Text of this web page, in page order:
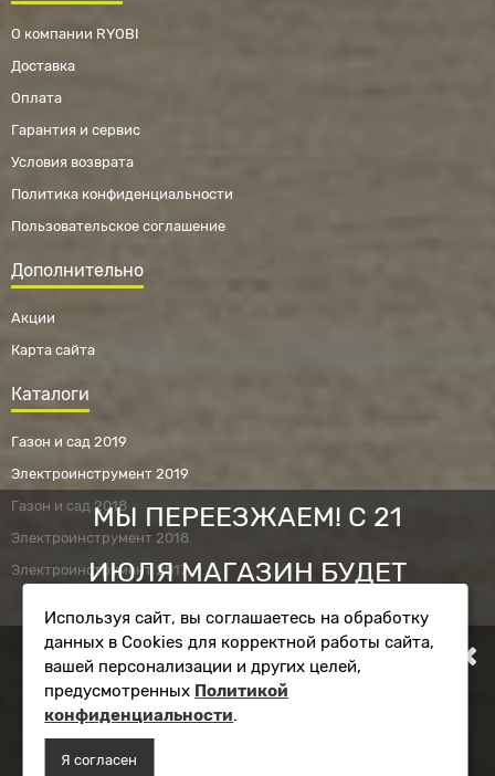
МЫ ПЕРЕЕЗЖАЕМ! С 21
ИЮЛЯ МАГАЗИН БУДЕТ
РАБОТАТЬ ПО НОВОМУ
АДРЕСУ. ПОДРОБНАЯ
ИНФОРМАЦИЯ О ПЕРЕЕЗДЕ
О компании RYOBI
Доставка
Оплата
Гарантия и сервис
Условия возврата
Политика конфиденциальности
Пользовательское соглашение
Дополнительно
Акции
Карта сайта
Каталоги
Газон и сад 2019
Электроинструмент 2019
Газон и сад 2018
Электроинструмент 2018
Электроинструмент 2017
Фирменный магазин RYOBI © 2010 - 2026.
Информация на сайте ryobi-shop.ru не является публичной
офертой.
Используя сайт, вы соглашаетесь на обработку
данных в Cookies для корректной работы сайта,
вашей персонализации и других целей,
предусмотренных Политикой
конфиденциальности.
Я согласен